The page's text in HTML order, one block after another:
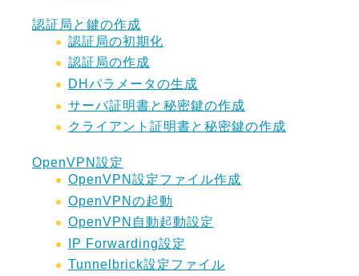
認証局と鍵の作成
認証局の初期化
認証局の作成
DHパラメータの生成
サーバ証明書と秘密鍵の作成
クライアント証明書と秘密鍵の作成
OpenVPN設定
OpenVPN設定ファイル作成
OpenVPNの起動
OpenVPN自動起動設定
IP Forwarding設定
Tunnelbrick設定ファイル